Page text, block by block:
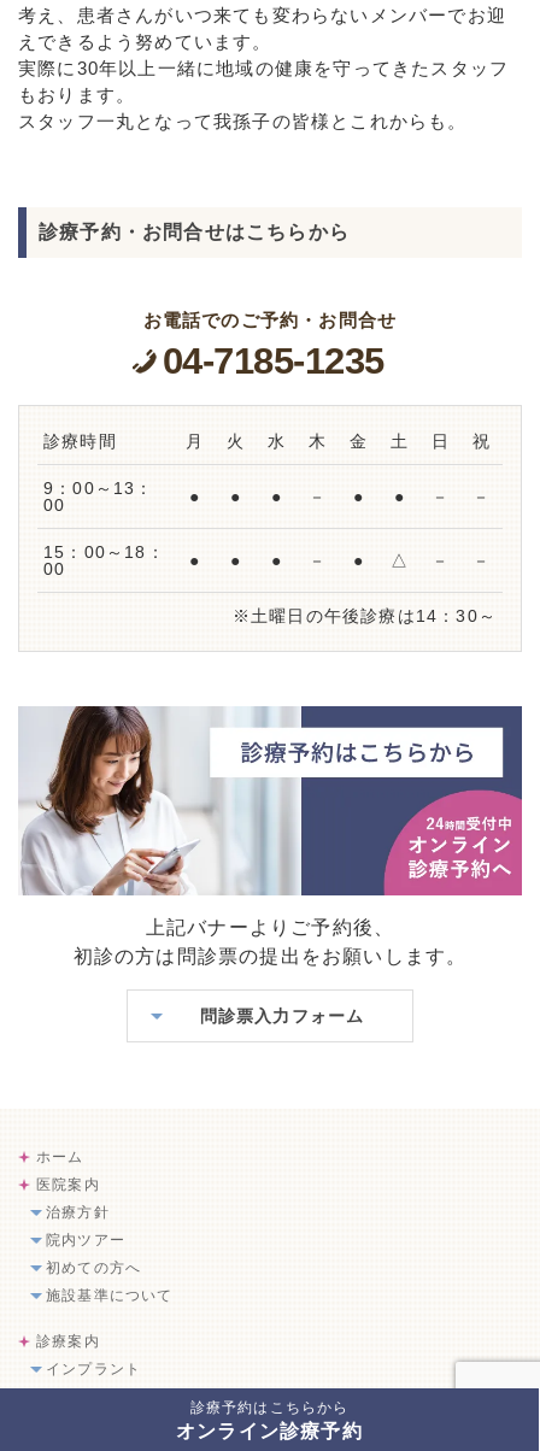
考え、患者さんがいつ来ても変わらないメンバーでお迎
えできるよう努めています。
実際に30年以上一緒に地域の健康を守ってきたスタッフ
もおります。
スタッフ一丸となって我孫子の皆様とこれからも。
診療予約・お問合せはこちらから
お電話でのご予約・お問合せ
04-7185-1235
診療時間 月 火 水 木 金 土 日 祝
9：00～13：
00
● ● ● － ● ● － －
15：00～18：
00
● ● ● － ● △ － －
※土曜日の午後診療は14：30～
上記バナーよりご予約後、
初診の方は問診票の提出をお願いします。
問診票入力フォーム
ホーム
医院案内
治療方針
院内ツアー
初めての方へ
施設基準について
診療案内
インプラント
診療予約はこちらから
オンライン診療予約